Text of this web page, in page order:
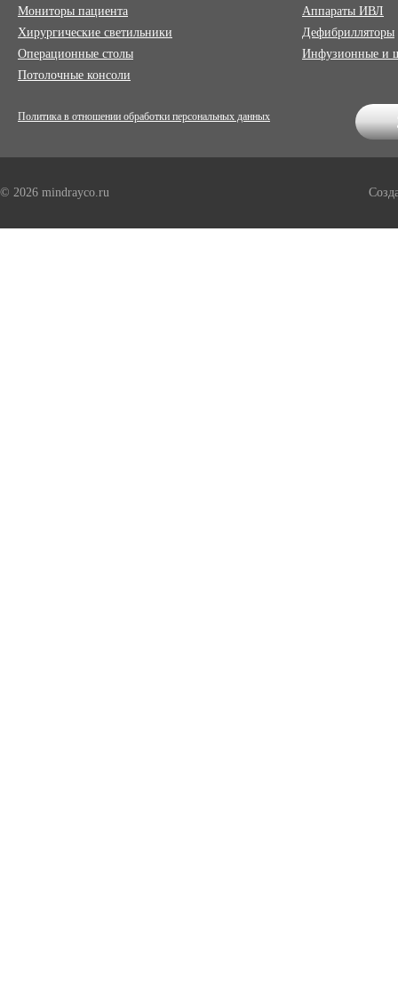
Мониторы пациента
Хирургические светильники
Операционные столы
Потолочные консоли
Аппараты ИВЛ
Дефибрилляторы
Инфузионные и
Политика в отношении обработки персональных данных
© 2026 mindrayco.ru